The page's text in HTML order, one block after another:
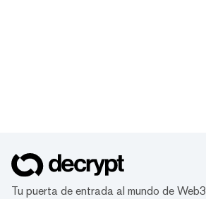
Tu puerta de entrada al mundo de Web3